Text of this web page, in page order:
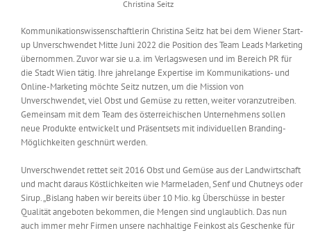
Suche
nach:
Christina Seitz
Kommunikationswissenschaftlerin Christina Seitz hat bei dem Wiener Start-
up Unverschwendet Mitte Juni 2022 die Position des Team Leads Marketing
übernommen. Zuvor war sie u.a. im Verlagswesen und im Bereich PR für
die Stadt Wien tätig. Ihre jahrelange Expertise im Kommunikations- und
Online-Marketing möchte Seitz nutzen, um die Mission von
Unverschwendet, viel Obst und Gemüse zu retten, weiter voranzutreiben.
Gemeinsam mit dem Team des österreichischen Unternehmens sollen
neue Produkte entwickelt und Präsentsets mit individuellen Branding-
Möglichkeiten geschnürt werden.
Unverschwendet rettet seit 2016 Obst und Gemüse aus der Landwirtschaft
und macht daraus Köstlichkeiten wie Marmeladen, Senf und Chutneys oder
Sirup. „Bislang haben wir bereits über 10 Mio. kg Überschüsse in bester
Qualität angeboten bekommen, die Mengen sind unglaublich. Das nun
auch immer mehr Firmen unsere nachhaltige Feinkost als Geschenke für